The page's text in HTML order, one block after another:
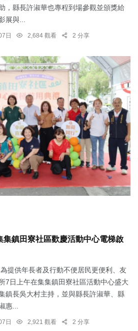
，縣長許淑華也專程到場參觀並頒獎給
展與...
日 2,684 觀看 2 分享
集鎮田寮社區歡慶活動中心電梯啟
提供年長者及行動不便居民更便利、友
7日上午在集集鎮田寮社區活動中心盛大
鎮長吳大村主持，並與縣長許淑華、縣
惠...
日 2,921 觀看 2 分享